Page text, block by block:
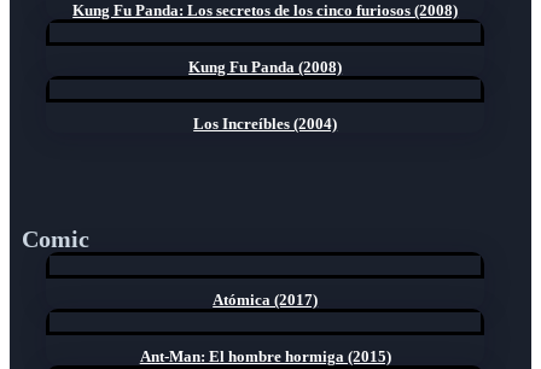
Kung Fu Panda: Los secretos de los cinco furiosos (2008)
Kung Fu Panda (2008)
Los Increíbles (2004)
Comic
Atómica (2017)
Ant-Man: El hombre hormiga (2015)